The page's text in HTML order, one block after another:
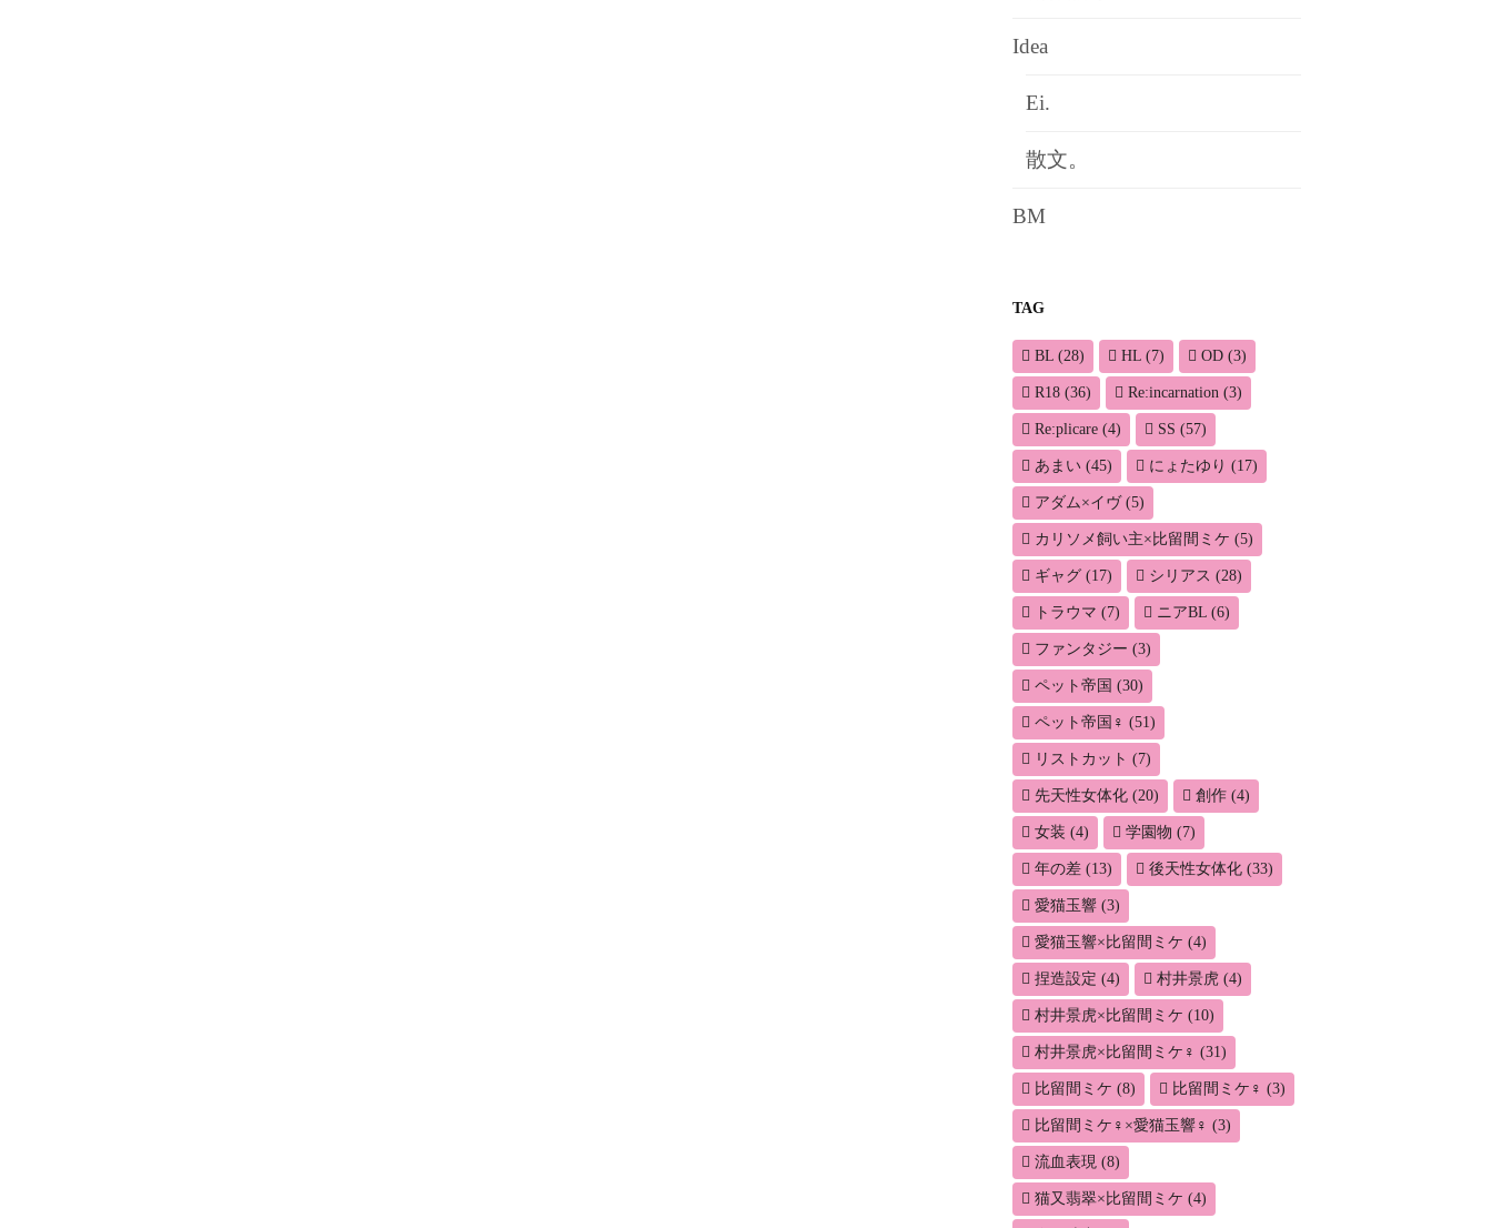
Idea
Ei.
散文。
BM
TAG
BL (28) HL (7) OD (3)
R18 (36) Re:incarnation (3)
Re:plicare (4) SS (57)
あまい (45) にょたゆり (17)
アダム×イヴ(5)
カリソメ飼い主×比留間ミケ (5)
ギャグ (17) シリアス (28)
トラウマ (7) ニアBL (6)
ファンタジー (3)
ペット帝国 (30)
ペット帝国♀ (51)
リストカット (7)
先天性女体化 (20) 創作 (4)
女装 (4) 学園物 (7)
年の差 (13) 後天性女体化 (33)
愛猫玉響 (3)
愛猫玉響×比留間ミケ (4)
捏造設定 (4) 村井景虎 (4)
村井景虎×比留間ミケ (10)
村井景虎×比留間ミケ♀ (31)
比留間ミケ (8) 比留間ミケ♀ (3)
比留間ミケ♀×愛猫玉響♀ (3)
流血表現 (8)
猫又翡翠×比留間ミケ (4)